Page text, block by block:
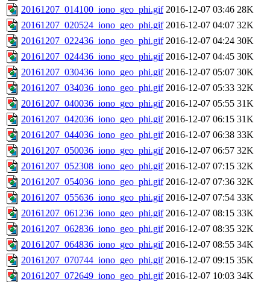
20161207_014100_iono_geo_phi.gif 2016-12-07 03:46 28K
20161207_020524_iono_geo_phi.gif 2016-12-07 04:07 32K
20161207_022436_iono_geo_phi.gif 2016-12-07 04:24 30K
20161207_024436_iono_geo_phi.gif 2016-12-07 04:45 30K
20161207_030436_iono_geo_phi.gif 2016-12-07 05:07 30K
20161207_034036_iono_geo_phi.gif 2016-12-07 05:33 32K
20161207_040036_iono_geo_phi.gif 2016-12-07 05:55 31K
20161207_042036_iono_geo_phi.gif 2016-12-07 06:15 31K
20161207_044036_iono_geo_phi.gif 2016-12-07 06:38 33K
20161207_050036_iono_geo_phi.gif 2016-12-07 06:57 32K
20161207_052308_iono_geo_phi.gif 2016-12-07 07:15 32K
20161207_054036_iono_geo_phi.gif 2016-12-07 07:36 32K
20161207_055636_iono_geo_phi.gif 2016-12-07 07:54 33K
20161207_061236_iono_geo_phi.gif 2016-12-07 08:15 33K
20161207_062836_iono_geo_phi.gif 2016-12-07 08:35 32K
20161207_064836_iono_geo_phi.gif 2016-12-07 08:55 34K
20161207_070744_iono_geo_phi.gif 2016-12-07 09:15 35K
20161207_072649_iono_geo_phi.gif 2016-12-07 10:03 34K